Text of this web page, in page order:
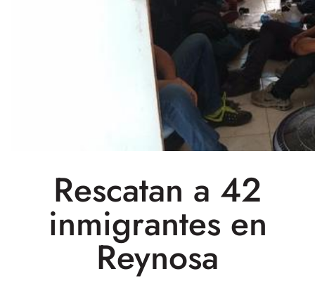
Rescatan a 42
inmigrantes en
Reynosa